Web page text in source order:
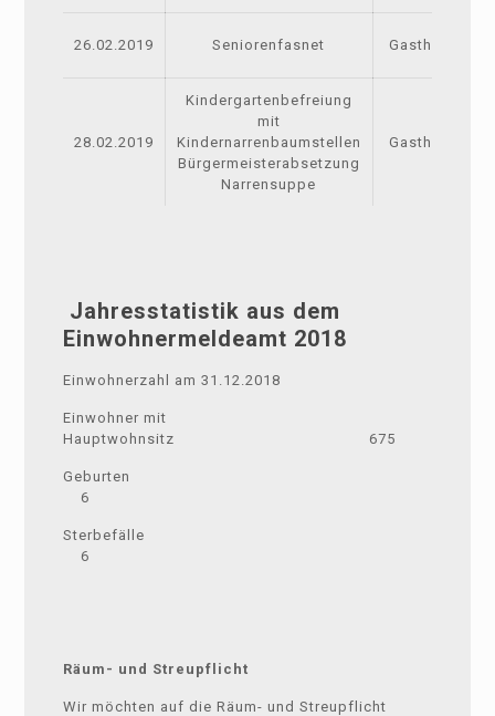
26.02.2019 Seniorenfasnet Gasthaus
28.02.2019
Kindergartenbefreiung
mit
Kindernarrenbaumstellen
Bürgermeisterabsetzung
Narrensuppe
Gasthaus
Jahresstatistik aus dem
Einwohnermeldeamt 2018
Einwohnerzahl am 31.12.2018
Einwohner mit
Hauptwohnsitz 675
Geburten
6
Sterbefälle
6
Räum- und Streupflicht
Wir möchten auf die Räum- und Streupflicht